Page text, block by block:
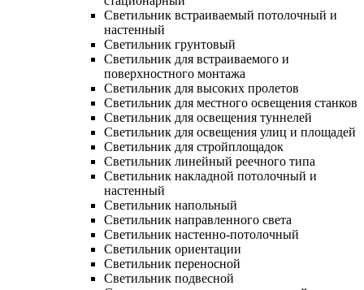
Светильник встраиваемый потолочный и
настенный
Светильник грунтовый
Светильник для встраиваемого и
поверхностного монтажа
Светильник для высоких пролетов
Светильник для местного освещения станков
Светильник для освещения туннелей
Светильник для освещения улиц и площадей
Светильник для стройплощадок
Светильник линейный реечного типа
Светильник накладной потолочный и
настенный
Светильник напольный
Светильник направленного света
Светильник настенно-потолочный
Светильник ориентации
Светильник переносной
Светильник подвесной